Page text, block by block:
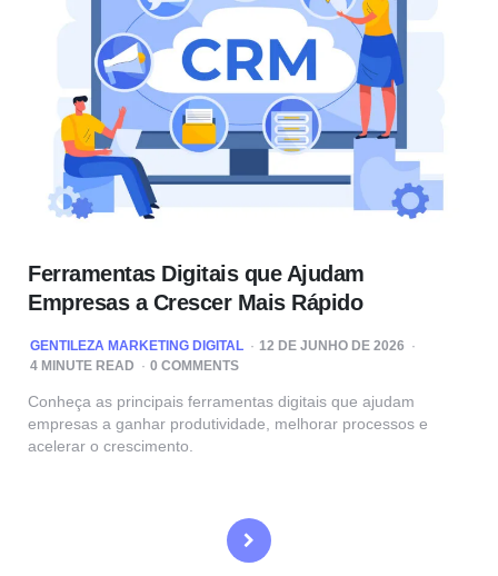
Ferramentas Digitais que Ajudam
Empresas a Crescer Mais Rápido
POSTED
GENTILEZA MARKETING DIGITAL
12 DE JUNHO DE 2026
4 MINUTE READ 0 COMMENTS
Conheça as principais ferramentas digitais que ajudam
empresas a ganhar produtividade, melhorar processos e
acelerar o crescimento.